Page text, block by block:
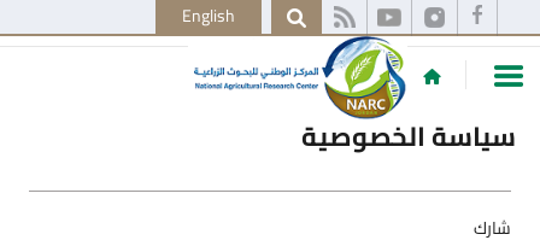
English
سياسة الخصوصية
شارك